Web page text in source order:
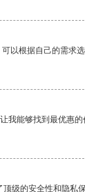
以根据自己的需求选
我能够找到最优惠的
级的安全性和隐私保